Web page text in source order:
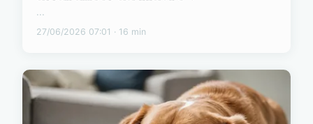
...
27/06/2026 07:01 · 16 min